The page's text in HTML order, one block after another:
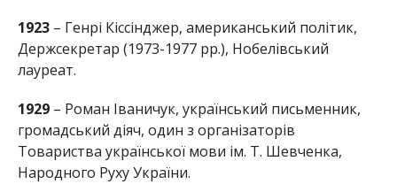
1923– Генрі Кіссінджер, американський політик,
Держсекретар (1973-1977 рр.), Нобелівський
лауреат.
1929– Роман Іваничук, український письменник,
громадський діяч, один з організаторів
Товариства української мови ім. Т. Шевченка,
Народного Руху України.